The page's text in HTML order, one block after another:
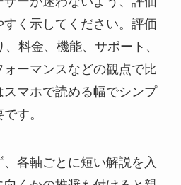
く示してください。評価
料金、機能、サポート、
ーマンスなどの観点で比
マホで読める幅でシンプ
す。
各軸ごとに短い解説を入